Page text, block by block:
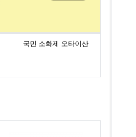
국민 소화제 오타이산